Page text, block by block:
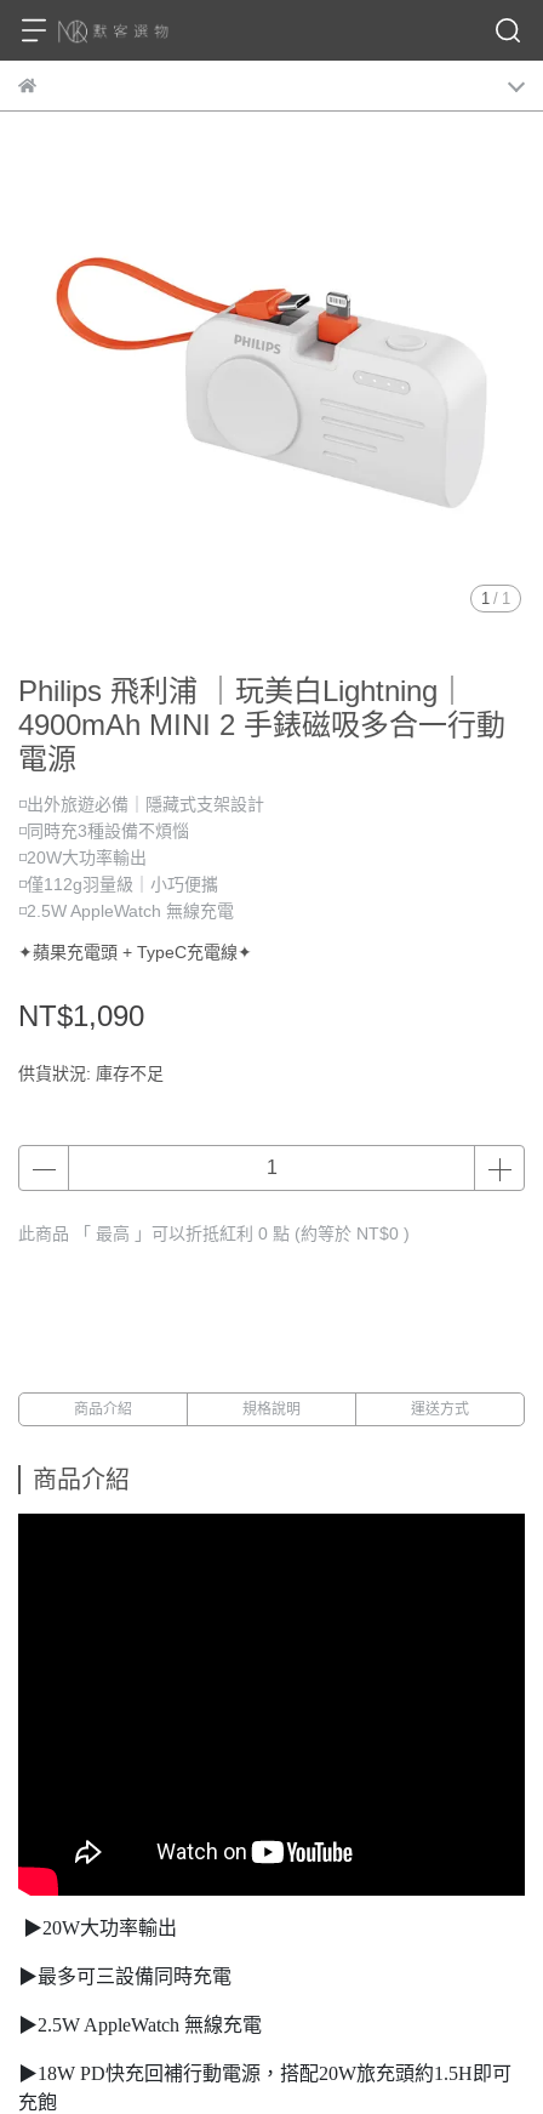
1 / 1
Philips 飛利浦 ｜玩美白Lightning｜
4900mAh MINI 2 手錶磁吸多合一行動
電源
◽出外旅遊必備｜隱藏式支架設計
◽同時充3種設備不煩惱
◽20W大功率輸出
◽僅112g羽量級｜小巧便攜
◽2.5W AppleWatch 無線充電
✦蘋果充電頭 + TypeC充電線✦
NT$1,090
供貨狀況: 庫存不足
此商品 「 最高 」可以折抵紅利 0 點 (約等於 NT$0 )
商品介紹 規格說明 運送方式
商品介紹
▶20W大功率輸出
▶最多可三設備同時充電
▶2.5W AppleWatch 無線充電
▶18W PD快充回補行動電源，搭配20W旅充頭約1.5H即可
充飽